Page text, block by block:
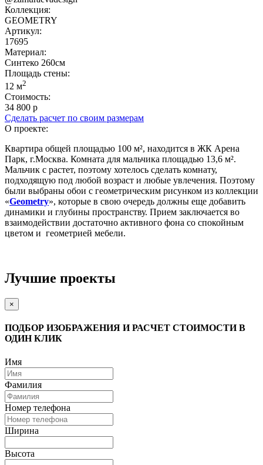
Коллекция:
GEOMETRY
Артикул:
17695
Материал:
Синтеко 260см
Площадь cтены:
12 м2
Стоимость:
34 800 р
Сделать расчет по своим размерам
О проекте:
Квартира общей площадью 100 м², находится в ЖК Арена
Парк, г.Москва. Комната для мальчика площадью 13,6 м².
Мальчик с растет, поэтому хотелось сделать комнату,
подходящую под любой возраст и любые увлечения. Поэтому
были выбраны обои с геометрическим рисунком из коллекции
«Geometry», которые в свою очередь должны еще добавить
динамики и глубины пространству. Прием заключается во
взаимодействии достаточно активного фона со спокойным
цветом и геометрией мебели.
Лучшие проекты
×
ПОДБОР ИЗОБРАЖЕНИЯ И РАСЧЕТ СТОИМОСТИ В
ОДИН КЛИК
Имя
Фамилия
Номер телефона
Ширина
Высота